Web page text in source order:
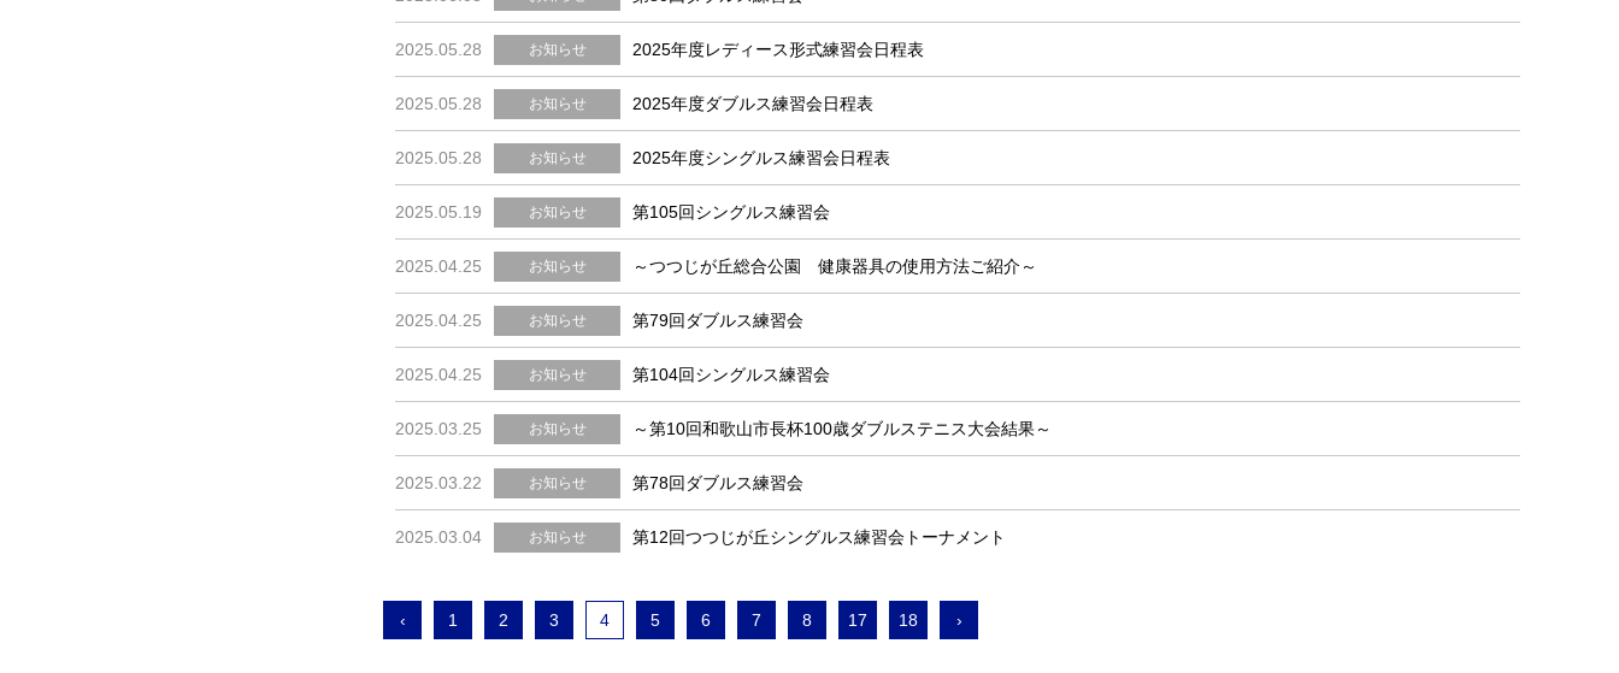
2025.05.28 お知らせ 2025年度レディース形式練習会日程表
2025.05.28 お知らせ 2025年度ダブルス練習会日程表
2025.05.28 お知らせ 2025年度シングルス練習会日程表
2025.05.19 お知らせ 第105回シングルス練習会
2025.04.25 お知らせ ～つつじが丘総合公園 健康器具の使用方法ご紹介～
2025.04.25 お知らせ 第79回ダブルス練習会
2025.04.25 お知らせ 第104回シングルス練習会
2025.03.25 お知らせ ～第10回和歌山市長杯100歳ダブルステニス大会結果～
2025.03.22 お知らせ 第78回ダブルス練習会
2025.03.04 お知らせ 第12回つつじが丘シングルス練習会トーナメント
‹ 1 2 3 4 5 6 7 8 17 18 ›